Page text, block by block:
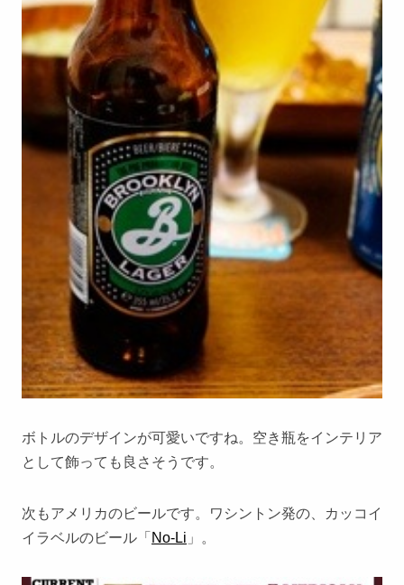
ボトルのデザインが可愛いですね。空き瓶をインテリア
として飾っても良さそうです。
次もアメリカのビールです。ワシントン発の、カッコイ
イラベルのビール「 No-Li 」。